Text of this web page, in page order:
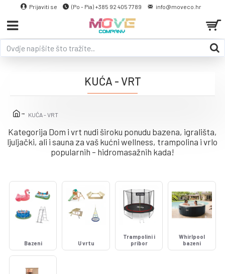
Prijaviti se (Po - Pia) +385 92 405 7789 info@moveco.hr
KUĆA - VRT
KUĆA - VRT
Kategorija Dom i vrt nudi široku ponudu bazena, igrališta,
ljuljački, ali i sauna za vaš kućni wellness, trampolina i vrlo
popularnih – hidromasažnih kada!
Bazeni U vrtu
Trampolini i
pribor
Whirlpool
bazeni